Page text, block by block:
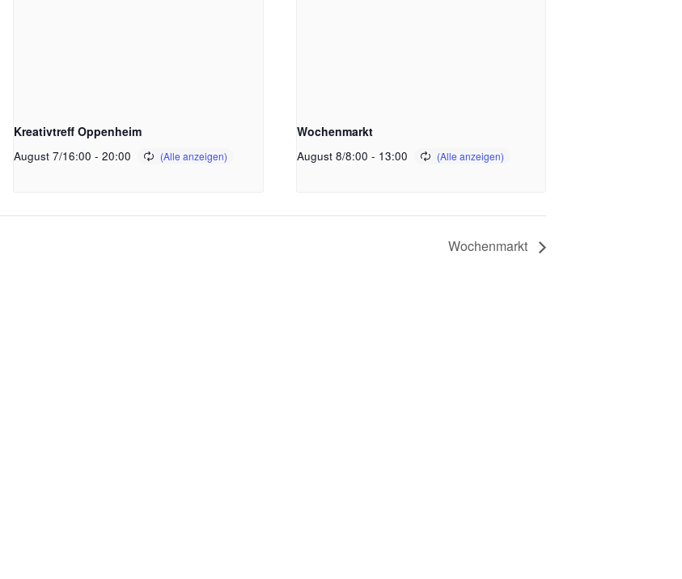
Kreativtreff Oppenheim
August 7/16:00 - 20:00
Wochenmarkt
August 8/8:00 - 13:00
Wochenmarkt